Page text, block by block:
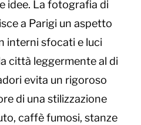
idee. La fotografia di
a Parigi un aspetto
interni sfocati e luci
città leggermente al di
evita un rigoroso
di una stilizzazione
caffè fumosi, stanze